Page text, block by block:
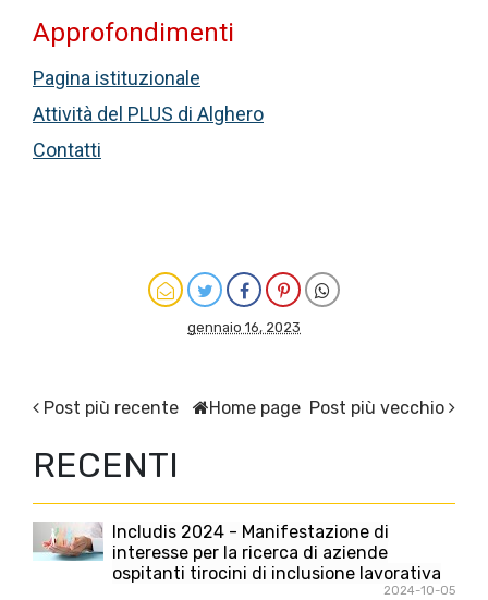
Approfondimenti
Pagina istituzionale
Attività del PLUS di Alghero
Contatti
gennaio 16, 2023
Post più recente Post più vecchio
Home page
RECENTI
Includis 2024 - Manifestazione di
interesse per la ricerca di aziende
ospitanti tirocini di inclusione lavorativa
2024-10-05